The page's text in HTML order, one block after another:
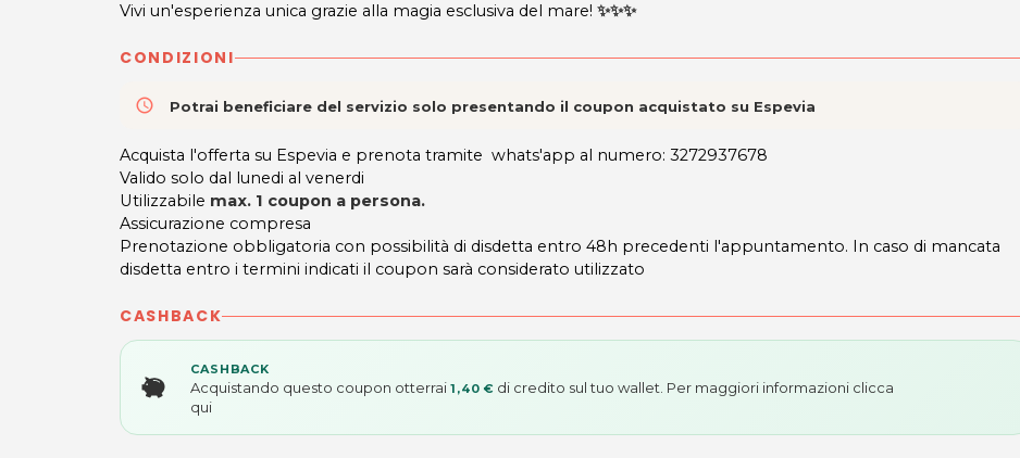
Vivi un'esperienza unica grazie alla magia esclusiva del mare! ✨✨✨
CONDIZIONI
access_time Potrai beneficiare del servizio solo presentando il coupon acquistato su Espevia
Acquista l'offerta su Espevia e prenota tramite whats'app al numero: 3272937678
Valido solo dal lunedi al venerdi
Utilizzabile max. 1 coupon a persona.
Assicurazione compresa
Prenotazione obbligatoria con possibilità di disdetta entro 48h precedenti l'appuntamento. In caso di mancata
disdetta entro i termini indicati il coupon sarà considerato utilizzato
CASHBACK
CASHBACK
Acquistando questo coupon otterrai 1,40 € di credito sul tuo wallet. Per maggiori informazioni clicca
qui